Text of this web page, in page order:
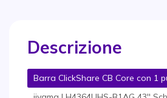
Descrizione
Barra ClickShare CB Core con 1